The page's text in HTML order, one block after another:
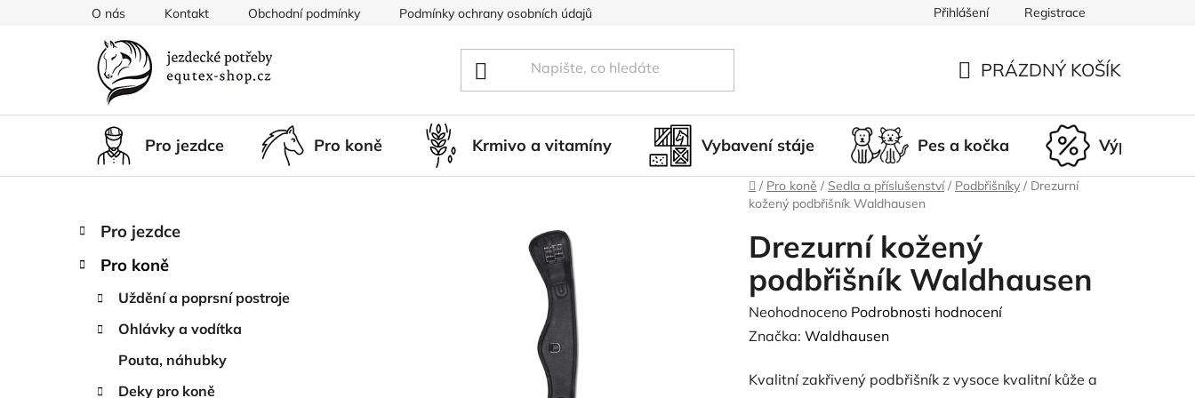
O nás Kontakt Obchodní podmínky Podmínky ochrany osobních údajů Doprava a platba Nepřevzetí zásilky
Přihlášení Registrace
KOŠÍK
PRÁZDNÝ KOŠÍK
Pro jezdce Pro koně Krmivo a vitamíny Vybavení stáje Pes a kočka Výprodej
Domů
/ Pro koně / Sedla a příslušenství / Podbřišníky / Drezurní
kožený podbřišník Waldhausen
P
s
Přeskočit
kategorie
K
a
Pro jezdce
Pro koně
Uždění a poprsní postroje
Ohlávky a vodítka
Pouta, náhubky
Deky pro koně
Drezurní kožený
podbřišník Waldhausen
Průměrné
hodnocení
je
Neohodnoceno Podrobnosti hodnocení
Značka: Waldhausen
Kvalitní zakřivený podbřišník z vysoce kvalitní kůže a